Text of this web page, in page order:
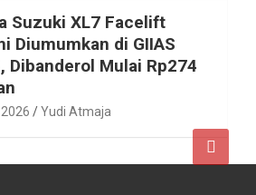
Suzuki XL7 Facelift
Diumumkan di GIIAS
Dibanderol Mulai Rp274
Yudi Atmaja